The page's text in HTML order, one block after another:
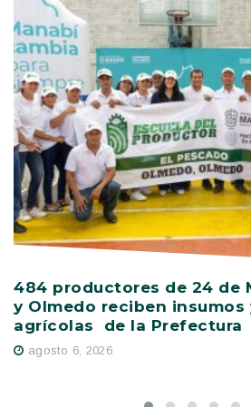
484 productores de 24 de
y Olmedo reciben insumos
agrícolas de la Prefectura
agosto 6, 2026